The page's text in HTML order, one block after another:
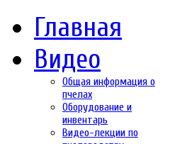
Главная
Видео
Общая информация о
пчелах
Оборудование и
инвентарь
Видео-лекции по